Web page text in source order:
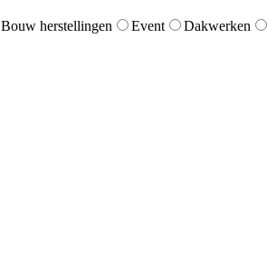
Bouw herstellingen Event Dakwerken